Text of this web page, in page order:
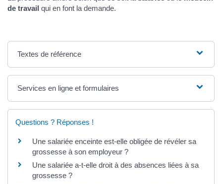
de travail qui en font la demande.
Textes de référence
Services en ligne et formulaires
Questions ? Réponses !
Une salariée enceinte est-elle obligée de révéler sa
grossesse à son employeur ?
Une salariée a-t-elle droit à des absences liées à sa
grossesse ?